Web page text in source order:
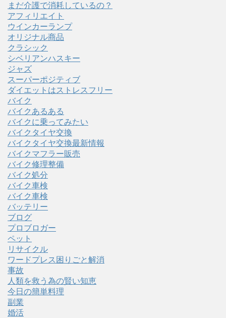
まだ介護で消耗しているの？
アフィリエイト
ウインカーランプ
オリジナル商品
クラシック
シベリアンハスキー
ジャズ
スーパーポジティブ
ダイエットはストレスフリー
バイク
バイクあるある
バイクに乗ってみたい
バイクタイヤ交換
バイクタイヤ交換最新情報
バイクマフラー販売
バイク修理整備
バイク処分
バイク車検
バイク車検
バッテリー
ブログ
プロブロガー
ペット
リサイクル
ワードプレス困りごと解消
事故
人類を救う為の賢い知恵
今日の簡単料理
副業
婚活